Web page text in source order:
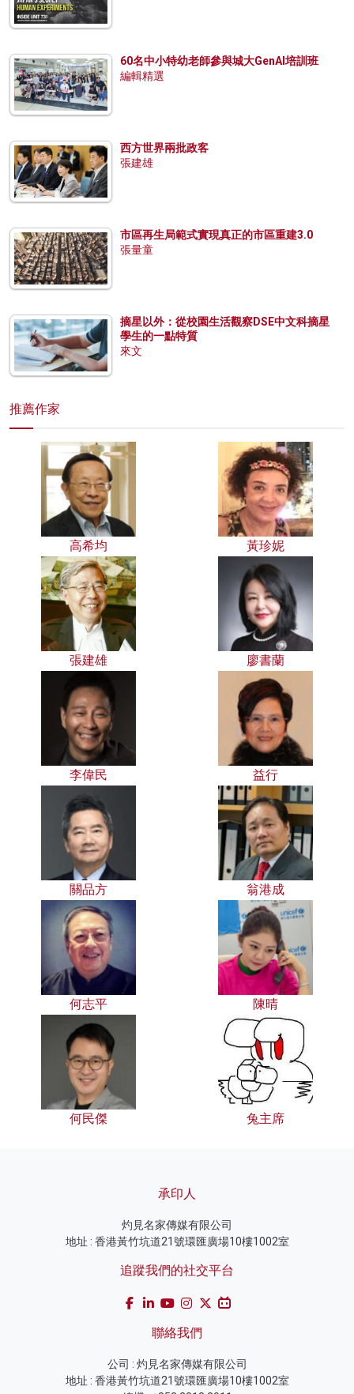
60名中小特幼老師參與城大GenAI培訓班
編輯精選
西方世界兩批政客
張建雄
市區再生局範式實現真正的市區重建3.0
張量童
摘星以外：從校園生活觀察DSE中文科摘星
學生的一點特質
來文
推薦作家
高希均 黃珍妮
張建雄 廖書蘭
李偉民 益行
關品方 翁港成
何志平 陳晴
何民傑 兔主席
承印人
灼見名家傳媒有限公司
地址 : 香港黃竹坑道21號環匯廣場10樓1002室
追蹤我們的社交平台
聯絡我們
公司 : 灼見名家傳媒有限公司
地址 : 香港黃竹坑道21號環匯廣場10樓1002室